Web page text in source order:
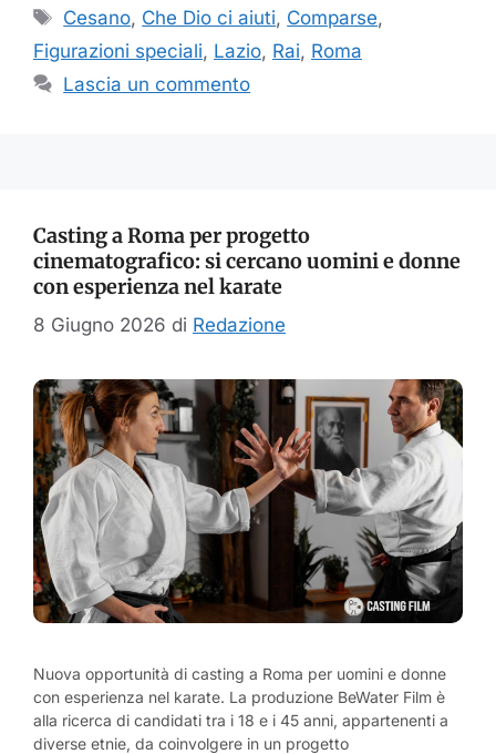
Tag
Cesano, Che Dio ci aiuti, Comparse,
Figurazioni speciali, Lazio, Rai, Roma
Lascia un commento
Casting a Roma per progetto
cinematografico: si cercano uomini e donne
con esperienza nel karate
8 Giugno 2026 di Redazione
Nuova opportunità di casting a Roma per uomini e donne
con esperienza nel karate. La produzione BeWater Film è
alla ricerca di candidati tra i 18 e i 45 anni, appartenenti a
diverse etnie, da coinvolgere in un progetto